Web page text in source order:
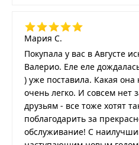
Мария С.
Покупала у вас в Августе
Валерио. Еле еле
) уже поставила. Какая она
очень легко. И совсем нет
друзьям - все тоже хотят
поблагодарить за
обслуживание! С